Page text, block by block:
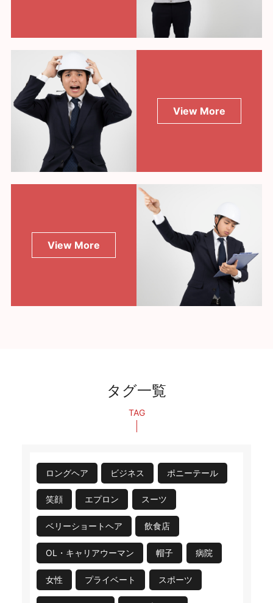
View More
View More
タグ一覧
TAG
ロングヘア ビジネス ポニーテール
笑顔 エプロン スーツ
ベリーショートヘア 飲食店
OL・キャリアウーマン 帽子 病院
女性 プライベート スポーツ